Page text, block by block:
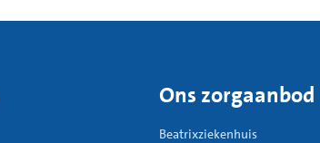
Ons zorgaanbod
Beatrixziekenhuis